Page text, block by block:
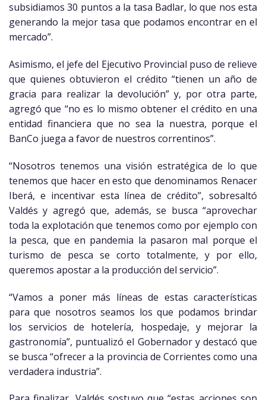
subsidiamos 30 puntos a la tasa Badlar, lo que nos esta
generando la mejor tasa que podamos encontrar en el
mercado”.
Asimismo, el jefe del Ejecutivo Provincial puso de relieve
que quienes obtuvieron el crédito “tienen un año de
gracia para realizar la devolución” y, por otra parte,
agregó que “no es lo mismo obtener el crédito en una
entidad financiera que no sea la nuestra, porque el
BanCo juega a favor de nuestros correntinos”.
“Nosotros tenemos una visión estratégica de lo que
tenemos que hacer en esto que denominamos Renacer
Iberá, e incentivar esta línea de crédito”, sobresaltó
Valdés y agregó que, además, se busca “aprovechar
toda la explotación que tenemos como por ejemplo con
la pesca, que en pandemia la pasaron mal porque el
turismo de pesca se corto totalmente, y por ello,
queremos apostar a la producción del servicio”.
“Vamos a poner más líneas de estas características
para que nosotros seamos los que podamos brindar
los servicios de hotelería, hospedaje, y mejorar la
gastronomía”, puntualizó el Gobernador y destacó que
se busca “ofrecer a la provincia de Corrientes como una
verdadera industria”.